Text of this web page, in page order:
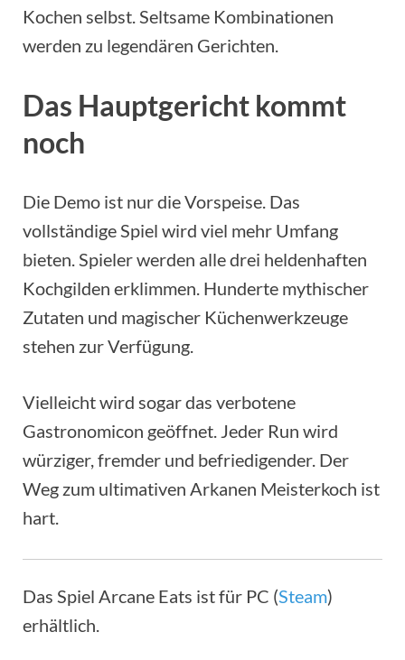
Kochen selbst. Seltsame Kombinationen
werden zu legendären Gerichten.
Das Hauptgericht kommt
noch
Die Demo ist nur die Vorspeise. Das
vollständige Spiel wird viel mehr Umfang
bieten. Spieler werden alle drei heldenhaften
Kochgilden erklimmen. Hunderte mythischer
Zutaten und magischer Küchenwerkzeuge
stehen zur Verfügung.
Vielleicht wird sogar das verbotene
Gastronomicon geöffnet. Jeder Run wird
würziger, fremder und befriedigender. Der
Weg zum ultimativen Arkanen Meisterkoch ist
hart.
Das Spiel Arcane Eats ist für PC (Steam)
erhältlich.